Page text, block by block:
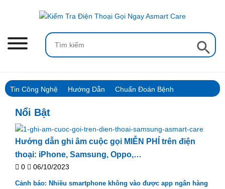
Search
for:
Search Button
Tin Công Nghệ Hướng Dẫn Chuẩn Đoán Bệnh
Nổi Bật
Hướng dẫn ghi âm cuộc gọi MIỄN PHÍ trên điện
thoại: iPhone, Samsung, Oppo,…
0 06/10/2023
Cảnh báo: Nhiều smartphone không vào được app ngân hàng